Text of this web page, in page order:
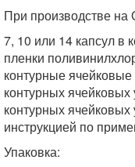
При производстве
7, 10 или 14 капсул в
пленки
контурные ячейковые
контурных ячейковых
контурных ячейковых
инструкцией по
Упаковка: